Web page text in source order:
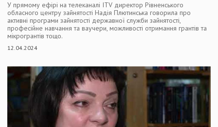
У прямому ефірі на телеканалі ITV директор Рівненського
обласного центру зайнятості Надія Плютинська говорила про
активні програми зайнятості державної служби зайнятості,
професійне навчання та ваучери, можливості отримання грантів та
мікрогрантів тощо.
12.04.2024